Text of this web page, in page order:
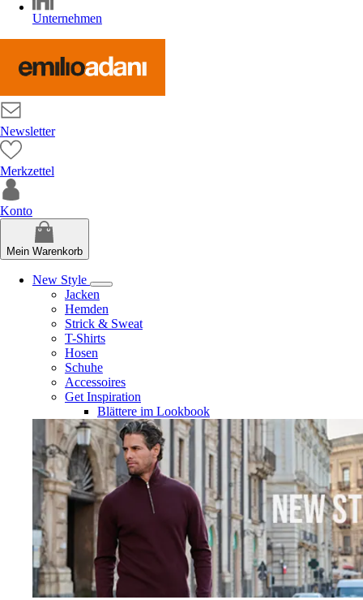
Unternehmen
Newsletter
Merkzettel
Konto
Mein Warenkorb
New Style
Jacken
Hemden
Strick & Sweat
T-Shirts
Hosen
Schuhe
Accessoires
Get Inspiration
Blättere im Lookbook